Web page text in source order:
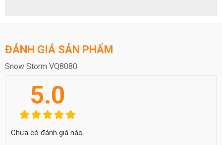
ĐÁNH GIÁ SẢN PHẨM
Snow Storm VQ8080
5.0
Chưa có đánh giá nào.